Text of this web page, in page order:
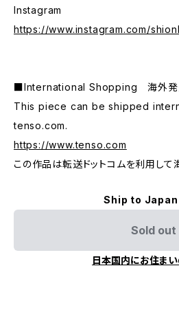
Instagram
https://www.instagram.com/
■International Shopping 海外発
This piece can be shipped
tenso.com.
https://www.tenso.com
この作品は転送ドットコムを利用して
Ship to
Sold out
日本国内にお住ま